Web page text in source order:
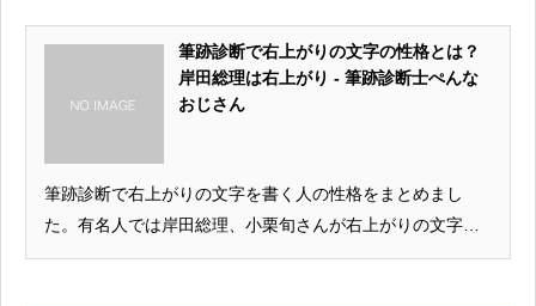
筆跡診断で右上がりの文字の性格とは？
岸田総理は右上がり - 筆跡診断士ぺんな
おじさん
筆跡診断で右上がりの文字を書く人の性格をまとめまし
た。有名人では岸田総理、小栗旬さんが右上がりの文字を
書きます。